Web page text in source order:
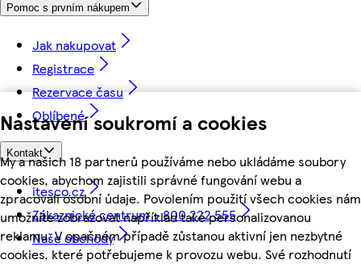
Nastavení soukromí a cookies
My a našich 18 partnerů používáme nebo ukládáme soubory
cookies, abychom zajistili správné fungování webu a
zpracovali osobní údaje. Povolením použití všech cookies nám
umožníte zobrazovat například také personalizovanou
reklamu. V opačném případě zůstanou aktivní jen nezbytné
cookies, které potřebujeme k provozu webu. Své rozhodnutí
Pomoc s prvním nákupem
Jak nakupovat
Registrace
Rezervace času
Oblíbené
Kontakt
itesco.cz
Zákaznické centrum - 800 222 555
Naše obchody